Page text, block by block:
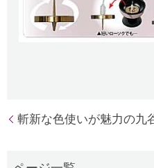
斬新な色使いが魅力の九